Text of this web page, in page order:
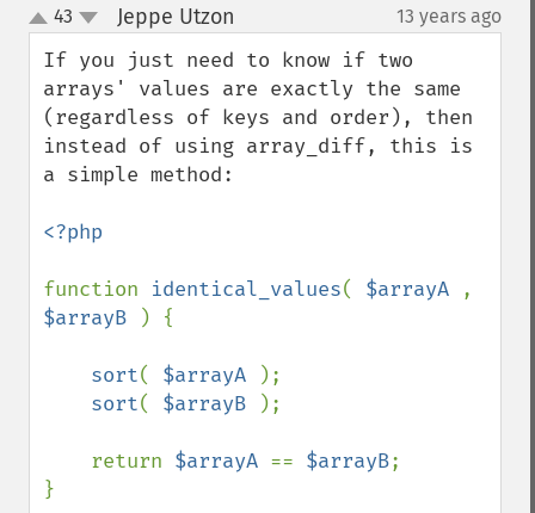
up
down
43 Jeppe Utzon 13 years ago
If you just need to know if two
arrays' values are exactly the same
(regardless of keys and order), then
instead of using array_diff, this is
a simple method:
<?php
function identical_values( $arrayA
$arrayB
) {
sort( $arrayA
);
sort( $arrayB );
    return
$arrayA == $arrayB;
}